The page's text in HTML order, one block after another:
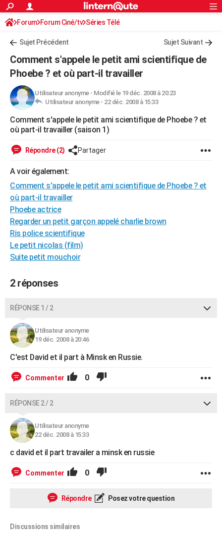
ACTUALITÉS
Politique
Société
Faits Divers
Education
Monde
Villes
+
Programme TV
TNTStreaming
Cinéma
Sorties cinéma
Musique
+FINANCE
Retraite
Impôts
Epargne
Immobilier
Risques naturels par ville
Banque
Assurance
Crédit
AUTO
Essais
Réserver un essai
Citadines
Berlines
SUV
Forum auto
HIGH-TECH
Mobiles
Meilleur smartphone
Internet
Ordinateurs
Jeux vidéo
Guide high-tech
+BRICOLAGE
Forum
Aménagement intérieur
Extérieur
Cuisine
Salle de bains
Jardinage
Rangement
WEEK-END
Guides de France
Escapades
Patrimoine
Expositions
Musées
Week-end nature
+LIFESTYLE
Art de vivre
Bien-être
Loisirs
Mode
Modes de vie
SANTE
Alimentation
Guide de la santé
Maladies
Médicaments
Sommeil
VOYAGE
Destinations
City break
Voyage nature
Voyage de noces
Forum
Climat
+PHOTO
GUIDES D'ACHAT
Carte de Noël
Carte Bonne année
Carte Saint-Valentin
Carte Pâques
Carte d'anniversaire
Dictionnaire
Biographies
Citations
Expressions
Proverbes
PROGRAMME TV
COPAINS D'AVANT
S'inscrire
Se connecter
Lycées
Collèges
Primaires
Universités
Entreprises
Service militaire
Avis de recherche
AVIS DE DÉCÈS
S'inscrire
Connexion
Forum Forum Ciné/tv Séries Télé
Sujet Précédent Sujet Suivant
Comment s'appele le petit ami scientifique de
Phoebe ? et où part-il travailler
Utilisateur anonyme- Modifié le 19 déc. 2008 à 20:23
Utilisateur anonyme - 22 déc. 2008 à 15:33
Comment s'appele le petit ami scientifique de Phoebe ? et
où part-il travailler (saison 1)
Répondre (2) Partager
A voir également:
Comment s'appele le petit ami scientifique de Phoebe ? et
où part-il travailler
Phoebe actrice
Regarder un petit garçon appelé charlie brown
Ris police scientifique
Le petit nicolas (film)
Suite petit mouchoir
2 réponses
RÉPONSE 1 / 2
Utilisateur anonyme
19 déc. 2008 à 20:46
C'est David et il part à Minsk en Russie.
Commenter 0
RÉPONSE 2 / 2
Utilisateur anonyme
22 déc. 2008 à 15:33
c david et il part travailer a minsk en russie
Commenter 0
Répondre Posez votre question
Discussions similaires